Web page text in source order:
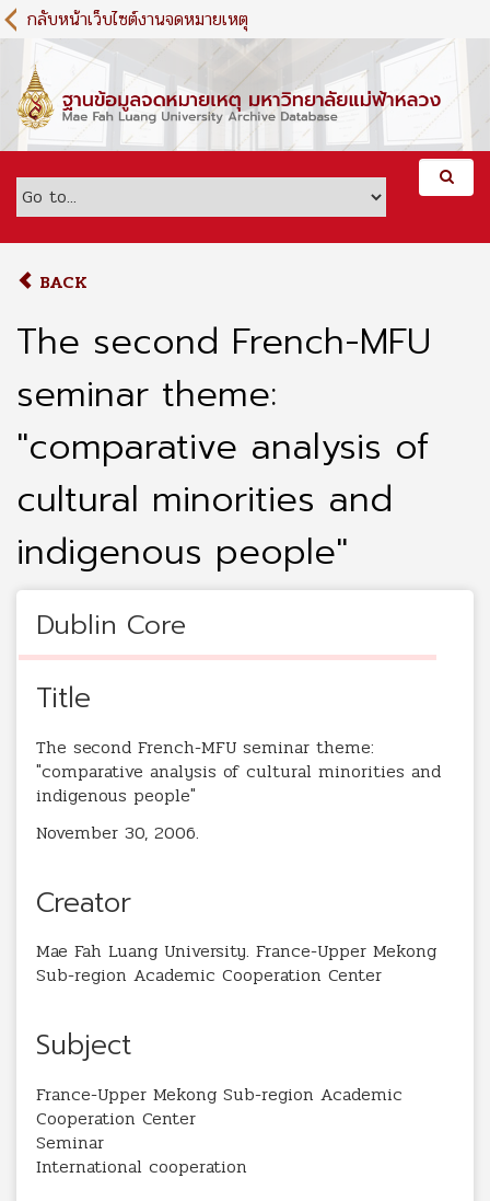
S
k
m
c
กลับหน้าเว็บไซต์งานจดหมายเหตุ
BACK
The second French-MFU
seminar theme:
"comparative analysis of
cultural minorities and
indigenous people"
Dublin Core
Title
The second French-MFU seminar theme:
"comparative analysis of cultural minorities and
indigenous people"
November 30, 2006.
Creator
Mae Fah Luang University. France-Upper Mekong
Sub-region Academic Cooperation Center
Subject
France-Upper Mekong Sub-region Academic
Cooperation Center
Seminar
International cooperation